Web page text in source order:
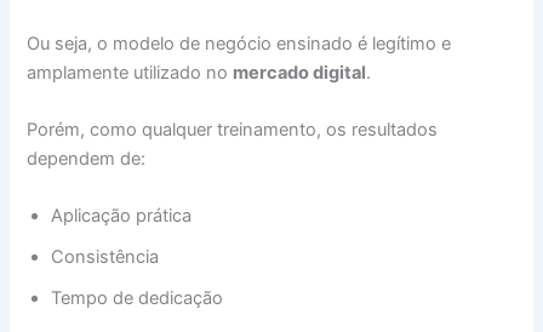
Ou seja, o modelo de negócio ensinado é legítimo e
amplamente utilizado no mercado digital.
Porém, como qualquer treinamento, os resultados
dependem de:
Aplicação prática
Consistência
Tempo de dedicação